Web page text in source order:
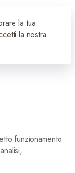
la tua
la nostra
funzionamento